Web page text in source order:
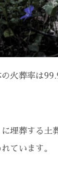
火葬率は
埋葬する土
ています。